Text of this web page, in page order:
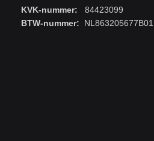
KVK-nummer: 84423099
BTW-nummer: NL863205677B01